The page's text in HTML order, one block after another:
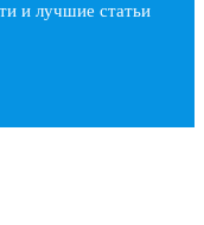
и лучшие статьи